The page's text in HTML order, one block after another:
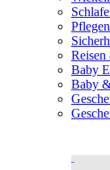
Baby
Baby